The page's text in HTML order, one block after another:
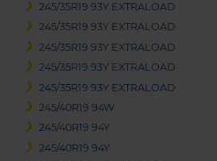
245/35R19 93Y EXTRALOAD
245/35R19 93Y EXTRALOAD
245/35R19 93Y EXTRALOAD
245/35R19 93Y EXTRALOAD
245/35R19 93Y EXTRALOAD
245/40R19 94W
245/40R19 94Y
245/40R19 94Y